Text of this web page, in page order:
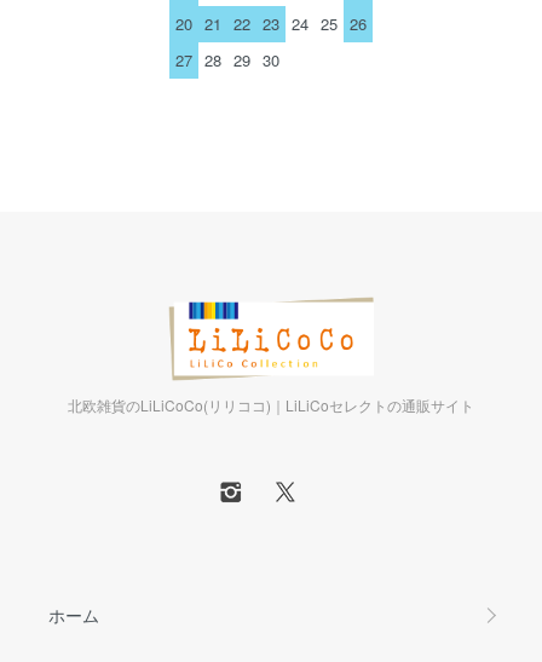
20 21 22 23 24 25 26
27 28 29 30
北欧雑貨のLiLiCoCo(リリココ)｜LiLiCoセレクトの通販サイト
ホーム